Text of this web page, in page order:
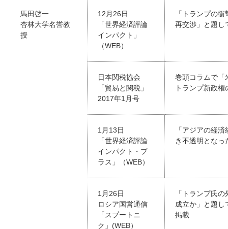
馬田啓一
杏林大学名誉教
授
12月26日
「世界経済評論
インパクト」
（WEB）
「トランプの
再交渉」と題し
日本関税協会
「貿易と関税」
2017年1月号
巻頭コラムで「
トランプ新政
1月13日
「世界経済評論
インパクト・プ
ラス」（WEB）
「アジアの経
き不透明とな
1月26日
ロシア国営通信
「スプートニ
ク」(WEB）
「トランプ氏
成立か」と題し
掲載